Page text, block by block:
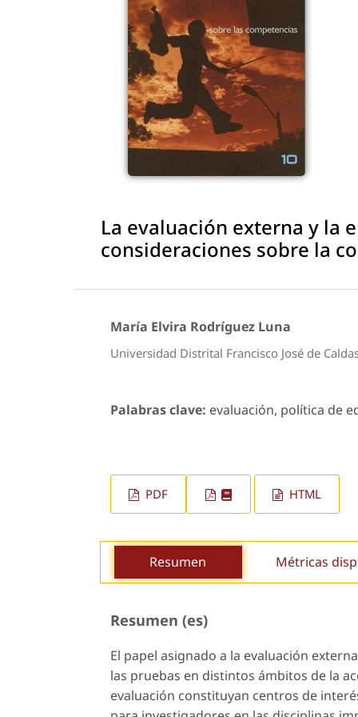
La evaluación externa y la
consideraciones sobre la
María Elvira Rodríguez Luna
Universidad Distrital Francisco José de
Palabras clave: evaluación, política de
PDF HTML
Resumen Métricas
Resumen (es)
El papel asignado a la evaluación
las pruebas en distintos ámbitos de la
evaluación constituyan centros de